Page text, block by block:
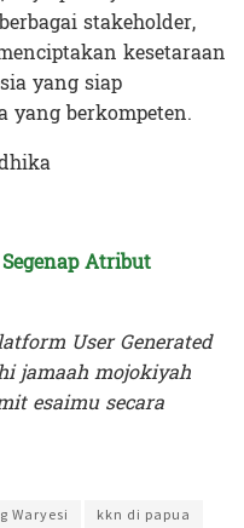
stakeholder,
kesetaraan
yang siap
berkompeten.
Atribut
User Generated
jamaah mojokiyah
esaimu secara
Waryesi
kkn di papua